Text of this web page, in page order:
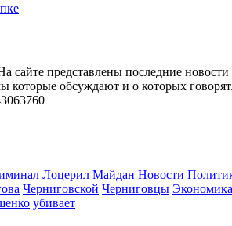
сайте представлены последние
которые обсуждают и о которых
Лоцерил Майдан Новости
Черниговской Черниговцы Экономика
убивает